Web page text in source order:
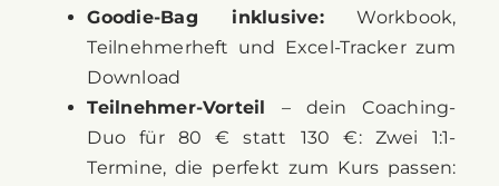
Download
Teilnehmer-Vorteil– dein Coaching-
Duo für 80 € statt 130 €: Zwei 1:1-
Termine, die perfekt zum Kurs passen:
der Start-Check (wo steht dein Hund,
womit beginnt ihr?) und der